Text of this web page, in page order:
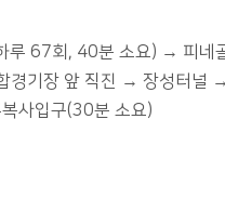
루 67회, 40분 소요) → 피네
기장 앞 직진 → 장성터널
사입구(30분 소요)